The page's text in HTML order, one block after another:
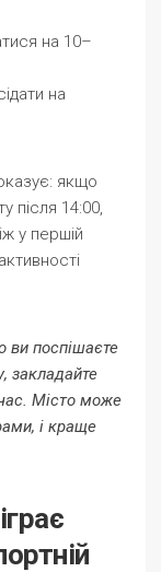
на 10–
на
якщо
після 14:00,
у першій
ви поспішаєте
закладайте
час. Місто може
і краще